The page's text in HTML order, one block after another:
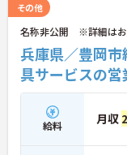
その他
名称非公開 ※詳細はお
兵庫県／豊岡
具サービスの
給料 月収